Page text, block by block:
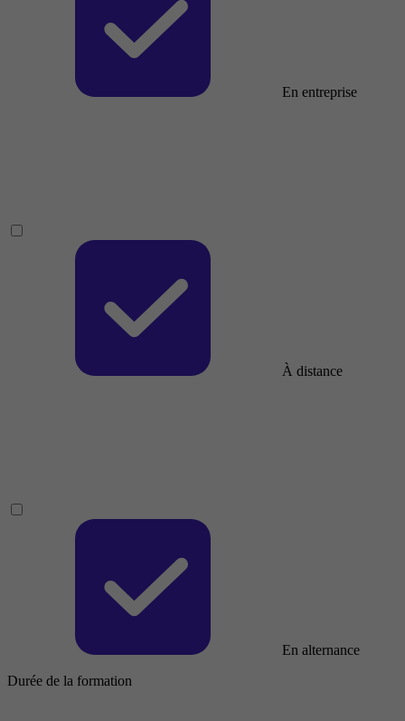
En entreprise
À distance
En alternance
Durée de la formation